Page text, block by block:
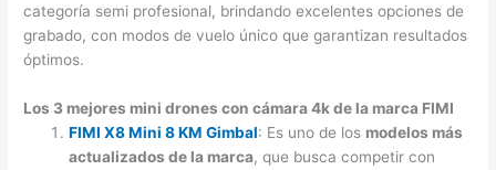
categoría semi profesional, brindando excelentes opciones de
grabado, con modos de vuelo único que garantizan resultados
óptimos.
Los 3 mejores mini drones con cámara 4k de la marca FIMI
FIMI X8 Mini 8 KM Gimbal: Es uno de los modelos más
actualizados de la marca, que busca competir con